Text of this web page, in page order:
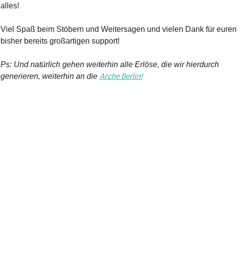
alles!
Viel Spaß beim Stöbern und Weitersagen und vielen Dank für euren
bisher bereits großartigen support!
Ps: Und natürlich gehen weiterhin alle Erlöse, die wir hierdurch
generieren, weiterhin an die Arche Berlin!